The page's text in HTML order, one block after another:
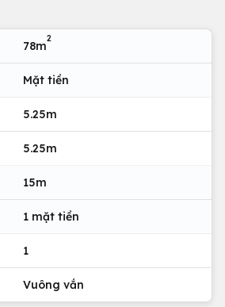
78m
2
Mặt tiền
5.25m
5.25m
15m
1 mặt tiền
1
Vuông vắn